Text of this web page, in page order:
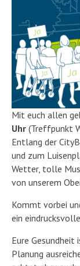
Mit euch allen
Uhr (Treffpunkt
Entlang der
und zum
Wetter, tolle
von unserem
Kommt vorbei
ein
Eure Gesundheit
Planung